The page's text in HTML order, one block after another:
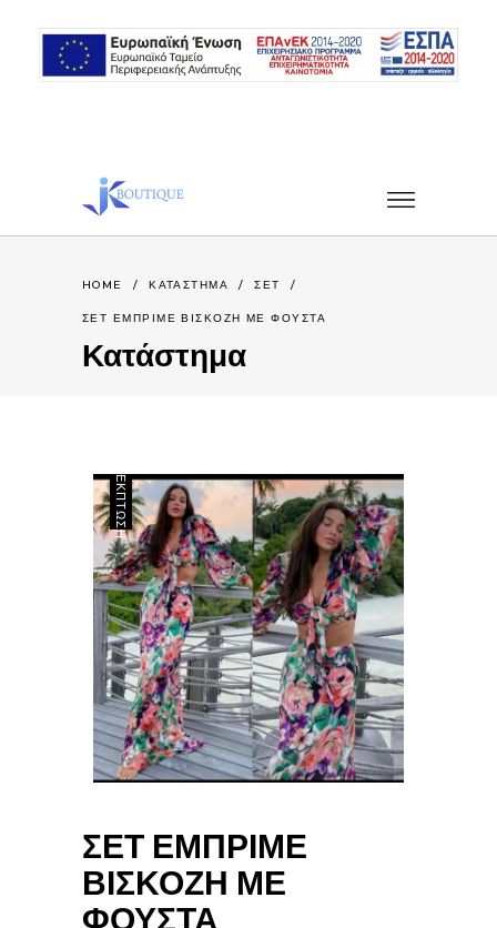
HOME /ΚΑΤΆΣΤΗΜΑ /ΣΕΤ /
ΣΕΤ ΕΜΠΡΙΜΕ ΒΙΣΚΟΖΗ ΜΕ ΦΟΥΣΤΑ
Κατάστημα
ΈΚΠΤΩΣΗ
ΣΕΤ ΕΜΠΡΙΜΕ
ΒΙΣΚΟΖΗ ΜΕ